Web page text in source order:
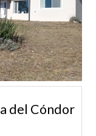
del Cóndor